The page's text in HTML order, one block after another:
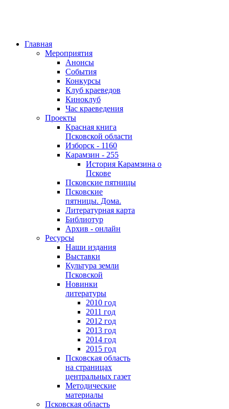
Главная
Мероприятия
Анонсы
События
Конкурсы
Клуб краеведов
Киноклуб
Час краеведения
Проекты
Красная книга
Псковской области
Изборск - 1160
Карамзин - 255
История Карамзина о
Пскове
Псковские пятницы
Псковские
пятницы. Дома.
Литературная карта
Библиотур
Архив - онлайн
Ресурсы
Наши издания
Выставки
Культура земли
Псковской
Новинки
литературы
2010 год
2011 год
2012 год
2013 год
2014 год
2015 год
Псковская область
на страницах
центральных газет
Методические
материалы
Псковская область